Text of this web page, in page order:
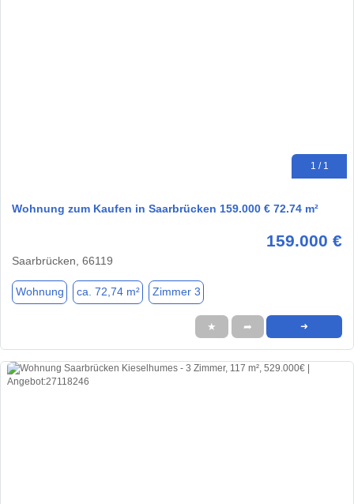
1 / 1
Wohnung zum Kaufen in Saarbrücken 159.000 € 72.74 m²
159.000 €
Saarbrücken, 66119
Wohnung ca. 72,74 m² Zimmer 3
★ ➦ ➜